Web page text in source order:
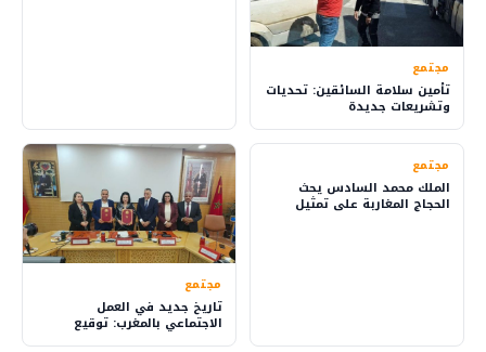
مجتمع
تأمين سلامة السائقين: تحديات
وتشريعات جديدة
مجتمع
الملك محمد السادس يحث
الحجاج المغاربة على تمثيل
بلدهم بفخر
مجتمع
تاريخ جديد في العمل
الاجتماعي بالمغرب: توقيع
اتفاق يقود للتغيير